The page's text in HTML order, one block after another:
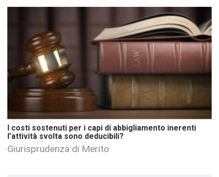
I costi sostenuti per i capi di abbigliamento inerenti
l’attività svolta sono deducibili?
Giurisprudenza di Merito